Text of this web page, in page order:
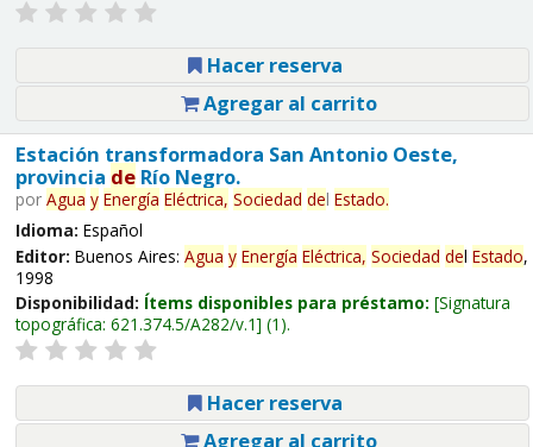
Hacer reserva
Agregar al carrito
Estación transformadora San Antonio Oeste,
provincia deRío Negro.
por Agua y Energía Eléctrica, Sociedad del Estado.
Idioma: Español
Editor: Buenos Aires: Agua y Energía Eléctrica, Sociedad del Estado,
1998
Disponibilidad: Ítems disponibles para préstamo: Signatura
topográfica: 621.374.5/A282/v.1 (1).
Hacer reserva
Agregar al carrito